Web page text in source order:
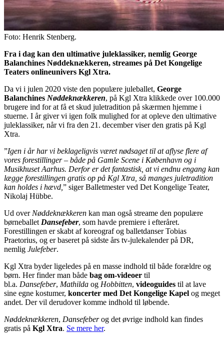
Foto: Henrik Stenberg.
Fra i dag kan den ultimative juleklassiker, nemlig George
Balanchines Nøddeknækkeren, streames på Det Kongelige
Teaters onlineunivers Kgl Xtra.
Da vi i julen 2020 viste den populære juleballet, George
Balanchines Nøddeknækkeren, på Kgl Xtra klikkede over 100.000
brugere ind for at få et skud juletradition på skærmen hjemme i
stuerne. I år giver vi igen folk mulighed for at opleve den ultimative
juleklassiker, når vi fra den 21. december viser den gratis på Kgl
Xtra.
”Igen i år har vi beklageligvis været nødsaget til at aflyse flere af
vores forestillinger – både på Gamle Scene i København og i
Musikhuset Aarhus. Derfor er det fantastisk, at vi endnu engang kan
lægge forestillingen gratis op på Kgl Xtra, så manges juletradition
kan holdes i hævd, ” siger Balletmester ved Det Kongelige Teater,
Nikolaj Hübbe.
Ud over Nøddeknækkeren kan man også streame den populære
børneballet Dansefeber, som havde premiere i efteråret.
Forestillingen er skabt af koreograf og balletdanser Tobias
Praetorius, og er baseret på sidste års tv-julekalender på DR,
nemlig Julefeber.
Kgl Xtra byder ligeledes på en masse indhold til både forældre og
børn. Her finder man både bag om-videoer til
bl.a. Dansefeber, Mathilda og Hobbitten, videoguides til at lave
sine egne kostumer, koncerter med Det Kongelige Kapel og meget
andet. Der vil derudover komme indhold til løbende.
Nøddeknækkeren, Dansefeberog det øvrige indhold kan findes
gratis på Kgl Xtra. Se mere her.